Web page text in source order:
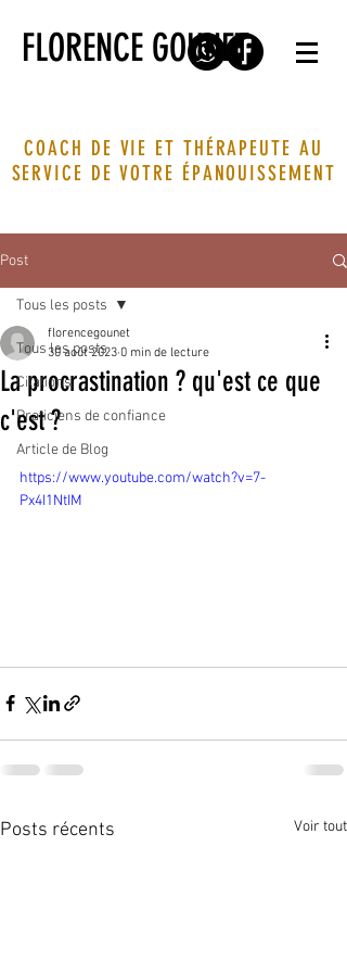
FLORENCE GOUNET
COACH DE VIE ET THÉRAPEUTE AU
SERVICE DE VOTRE ÉPANOUISSEMENT
Post
Tous les posts
Citations
Praticiens de confiance
Article de Blog
Tous les posts
La procrastination ? qu'est ce que
c'est ?
florencegounet
30 août 2023 0 min de lecture
https://www.youtube.com/watch?v=7-
Px4I1NtIM
Posts récents Voir tout